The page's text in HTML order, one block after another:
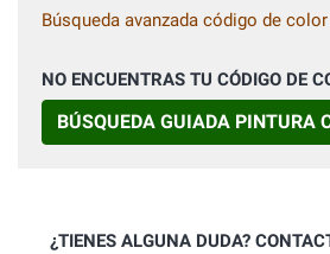
Búsqueda avanzada código de color
NO ENCUENTRAS TU CÓDIGO DE
BÚSQUEDA GUIADA PINTURA
¿TIENES ALGUNA DUDA?